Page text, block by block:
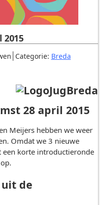
. Categorie: Breda.
2015
28 april 2015
Meijers hebben we weer
Omdat we 3 nieuwe
een korte introductieronde
de